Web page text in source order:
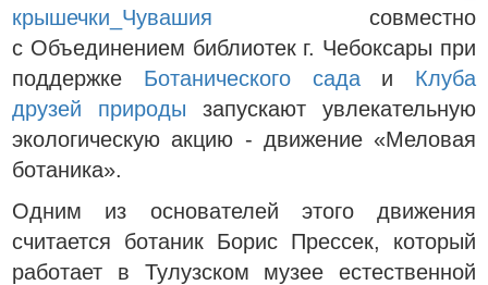
крышечки_Чувашия совместно
с Объединением библиотек г. Чебоксары при
поддержке Ботанического садаи Клуба
друзей природы запускают увлекательную
экологическую акцию - движение «Меловая
ботаника».
Одним из основателей этого движения
считается ботаник Борис Прессек, который
работает в Тулузском музее естественной